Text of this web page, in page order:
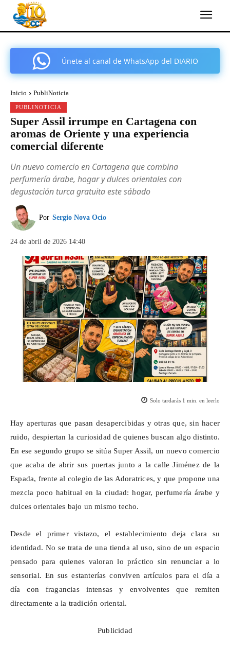
Únete al canal de WhatsApp del DIARIO
Inicio PubliNoticia
PUBLINOTICIA
Super Assil irrumpe en Cartagena con
aromas de Oriente y una experiencia
comercial diferente
Un nuevo comercio en Cartagena que combina
perfumería árabe, hogar y dulces orientales con
degustación turca gratuita este sábado
Por Sergio Nova Ocio
24 de abril de 2026 14:40
Solo tardarás 1 min. en leerlo
Hay aperturas que pasan desapercibidas y otras que, sin hacer
ruido, despiertan la curiosidad de quienes buscan algo distinto.
En ese segundo grupo se sitúa Super Assil, un nuevo comercio
que acaba de abrir sus puertas junto a la calle Jiménez de la
Espada, frente al colegio de las Adoratrices, y que propone una
mezcla poco habitual en la ciudad: hogar, perfumería árabe y
dulces orientales bajo un mismo techo.
Desde el primer vistazo, el establecimiento deja clara su
identidad. No se trata de una tienda al uso, sino de un espacio
pensado para quienes valoran lo práctico sin renunciar a lo
sensorial. En sus estanterías conviven artículos para el día a
día con fragancias intensas y envolventes que remiten
directamente a la tradición oriental.
Publicidad